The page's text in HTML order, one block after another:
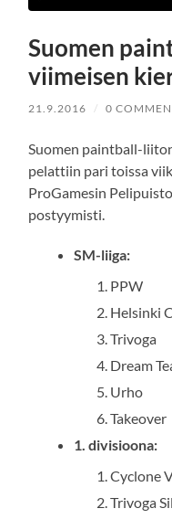
Suomen
viimeisen
21.9.2016 / 0
Suomen paintball-
pelattiin pari toissa
ProGamesin
postyymisti.
SM-liiga:
PPW
Helsinki
Trivoga
Dream
Urho
Takeover
1. divisioona:
Cyclone
Trivoga